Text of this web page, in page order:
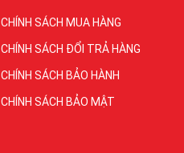
CHÍNH SÁCH MUA HÀNG
CHÍNH SÁCH ĐỔI TRẢ HÀNG
CHÍNH SÁCH BẢO HÀNH
CHÍNH SÁCH BẢO MẬT